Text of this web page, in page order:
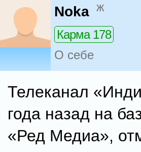
Noka ж
Карма 178
О себе
Телеканал
года назад на
«Ред Медиа»,